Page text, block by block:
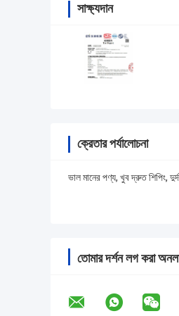
সাক্ষ্যদান
ক্রেতার পর্যালোচনা
ভাল মানের পণ্য, খুব দ্রুত শিপিং,
তোমার দর্শন লগ করা